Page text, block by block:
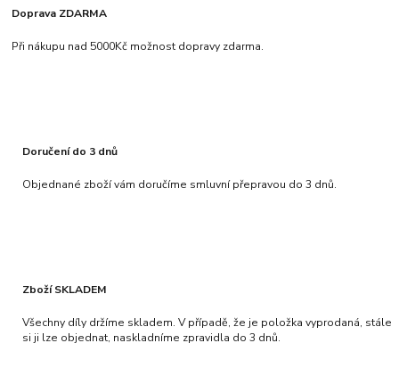
Doprava ZDARMA
Při nákupu nad 5000Kč možnost dopravy zdarma.
Doručení do 3 dnů
Objednané zboží vám doručíme smluvní přepravou do 3 dnů.
Zboží SKLADEM
Všechny díly držíme skladem. V případě, že je položka vyprodaná, stále
si ji lze objednat, naskladníme zpravidla do 3 dnů.